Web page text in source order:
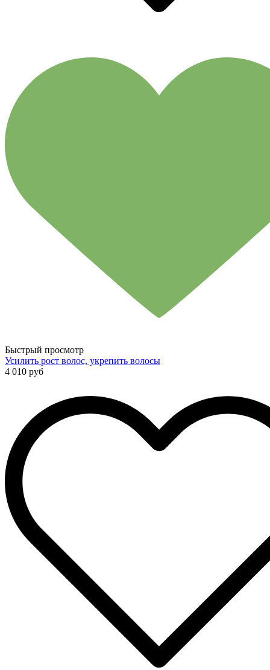
Быстрый просмотр
Усилить рост волос, укрепить волосы
4 010 руб